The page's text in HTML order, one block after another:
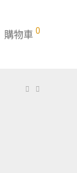
購物車 0